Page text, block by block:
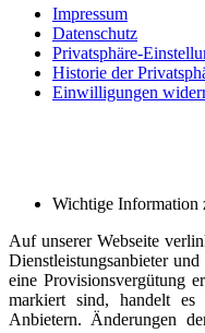
Impressum
Datenschutz
Privatsphäre-
Historie der
Einwilligungen
Wichtige Information
Auf unserer Webseite
Dienstleistungsanbieter
eine Provisionsvergütung
markiert sind, handelt
Anbietern. Änderungen